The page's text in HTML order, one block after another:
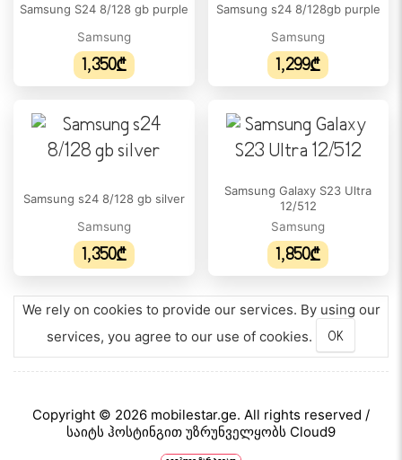
მეორე კამერა: 40 MP, f/1.7, 25mm (wide)
Samsung S24 8/128 gb purple
Samsung
1,350₾
Samsung s24 8/128gb purple
Samsung
1,299₾
Samsung s24 8/128 gb silver
Samsung
1,350₾
Samsung Galaxy S23 Ultra
12/512
Samsung
1,850₾
We rely on cookies to provide our services. By using our
services, you agree to our use of cookies.
OK
Copyright © 2026 mobilestar.ge. All rights reserved /
საიტს ჰოსტინგით უზრუნველყობს Cloud9